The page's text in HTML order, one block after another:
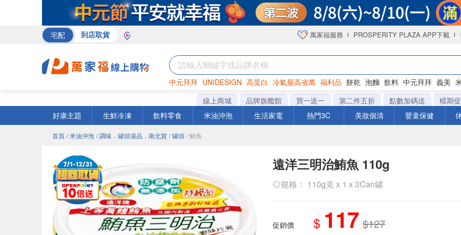
宅配 到店取貨 萬家福服務 PROSPERITY PLAZA APP下載
中元拜拜 UNIDESIGN 高蛋白 冷氣最高省萬 福利品 餅乾 泡麵 飲料 中元拜拜 義美
罐頭 咖啡 海苔
線上商城 品牌旗艦館 買一送一 第二件五折 點數加碼送 檔期
好康主題
生鮮冷凍 飲料零食 米油沖泡 生活家電 熱門3C 美妝個清 嬰童保健
首頁 / 米油沖泡 / 調味．罐頭湯品．南北貨 / 罐頭 / 鮪魚
遠洋三明治鮪魚 110g
◎規格： 110g克 x 1 x 3Can罐
促銷價 $ 117 $127